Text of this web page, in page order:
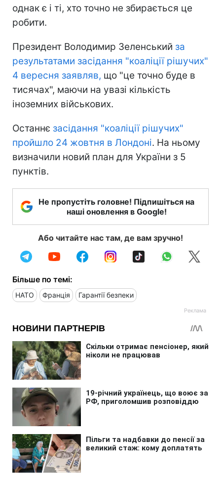
однак є і ті, хто точно не збирається це
робити.
Президент Володимир Зеленський за
результатами засідання "коаліції рішучих"
4 вересня заявляв, що "це точно буде в
тисячах", маючи на увазі кількість
іноземних військових.
Останнє засідання "коаліції рішучих"
пройшло 24 жовтня в Лондоні. На ньому
визначили новий план для України з 5
пунктів.
Не пропустіть головне! Підпишіться на
наші оновлення в Google!
Або читайте нас там, де вам зручно!
Більше по темі:
НАТО Франція Гарантії безпеки